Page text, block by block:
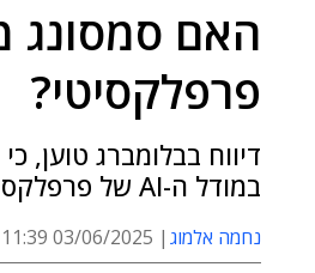
האם סמסונג
פרפלקסיטי?
דיווח בבלומברג טוען,
במודל ה-AI של פרפלקסיטי כברירת מחדל בדגמי ה-Galaxy S26 הבאים של סמסונג
נחמה אלמוג 03/06/2025 11:39